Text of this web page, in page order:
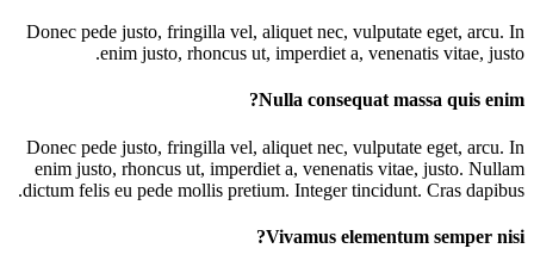
Donec pede justo, fringilla vel, aliquet nec, vulputate eget, arcu. In
enim justo, rhoncus ut, imperdiet a, venenatis vitae, justo.
Nulla consequat massa quis enim?
Donec pede justo, fringilla vel, aliquet nec, vulputate eget, arcu. In
enim justo, rhoncus ut, imperdiet a, venenatis vitae, justo. Nullam
dictum felis eu pede mollis pretium. Integer tincidunt. Cras dapibus.
Vivamus elementum semper nisi?